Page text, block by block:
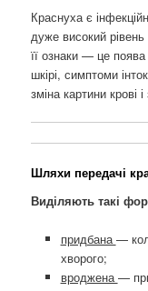
Краснуха є
дуже високий рівень
її ознаки — це
шкірі, симптоми
зміна картини крові
Шляхи передачі
Виділяють такі
придбана—
хворого;
вроджена—